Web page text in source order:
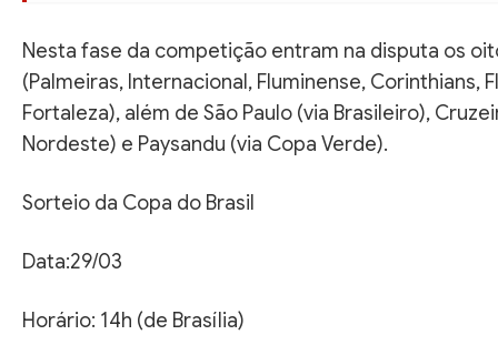
Nesta fase da competição entram na disputa os
(Palmeiras, Internacional, Fluminense,
Fortaleza), além de São Paulo (via Brasileiro),
Nordeste) e Paysandu (via Copa Verde).
Sorteio da Copa do Brasil
Data:29/03
Horário: 14h (de Brasília)